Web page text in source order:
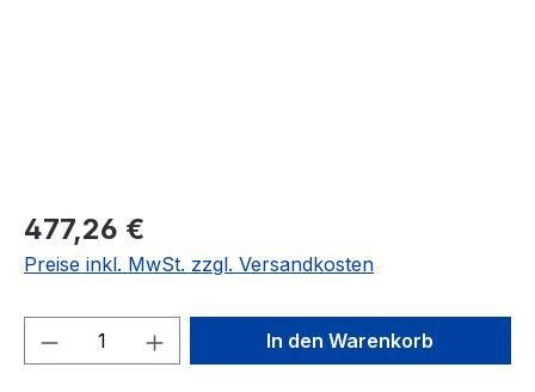
477,26 €
Preise inkl. MwSt. zzgl. Versandkosten
Produkt Anzahl: Gib denIn den Warenkorb